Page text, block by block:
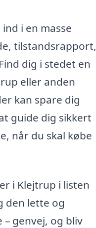
i en masse
tilstandsrapport,
dig i stedet en
eller anden
kan spare dig
guide dig sikkert
når du skal købe
i Klejtrup i listen
den lette og
genvej, og bliv